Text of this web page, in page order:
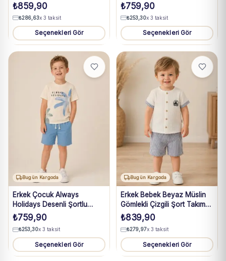
₺859,90
₺286,63x 3 taksit
Seçenekleri Gör
₺759,90
₺253,30x 3 taksit
Seçenekleri Gör
Bugün Kargoda
Erkek Çocuk Always
Holidays Desenli Şortlu
Takım
₺759,90
₺253,30x 3 taksit
Seçenekleri Gör
Bugün Kargoda
Erkek Bebek Beyaz Müslin
Gömlekli Çizgili Şort Takım
6-24 Ay
₺839,90
₺279,97x 3 taksit
Seçenekleri Gör